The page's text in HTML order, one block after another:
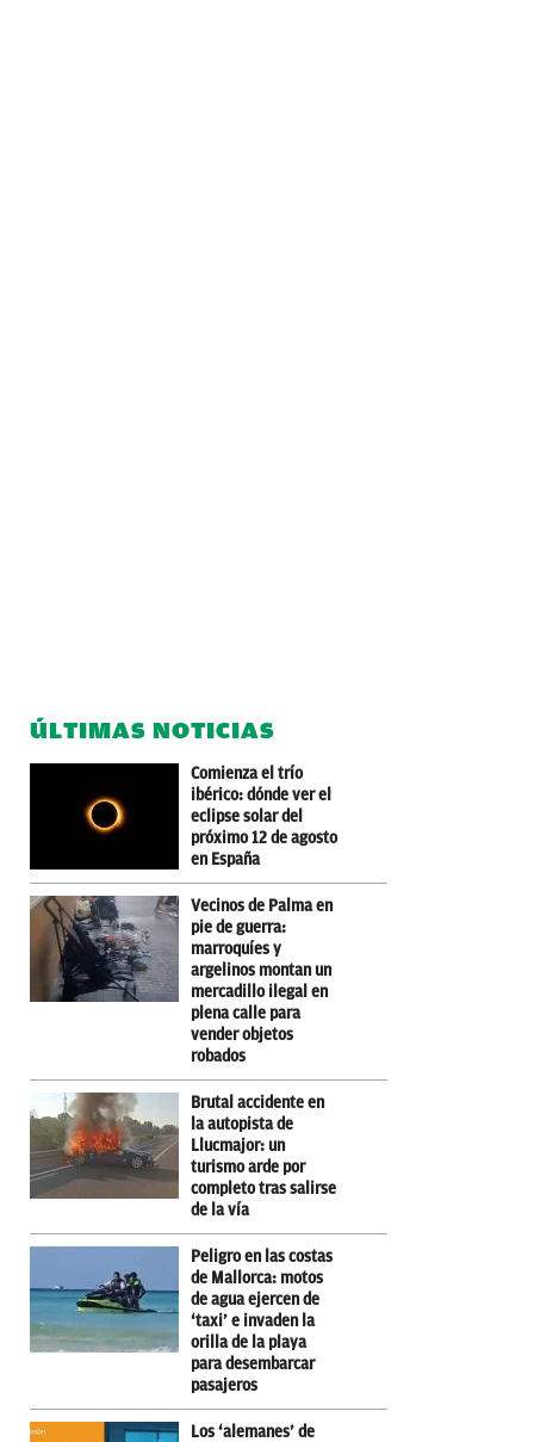
ÚLTIMAS NOTICIAS
Comienza el trío
ibérico: dónde ver el
eclipse solar del
próximo 12 de agosto
en España
Vecinos de Palma en
pie de guerra:
marroquíes y
argelinos montan un
mercadillo ilegal en
plena calle para
vender objetos
robados
Brutal accidente en
la autopista de
Llucmajor: un
turismo arde por
completo tras salirse
de la vía
Peligro en las costas
de Mallorca: motos
de agua ejercen de
‘taxi’ e invaden la
orilla de la playa
para desembarcar
pasajeros
Los ‘alemanes’ de